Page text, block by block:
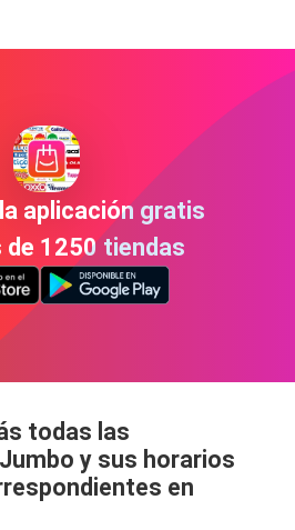
aplicación gratis
de 1250 tiendas
todas las
y sus horarios
en